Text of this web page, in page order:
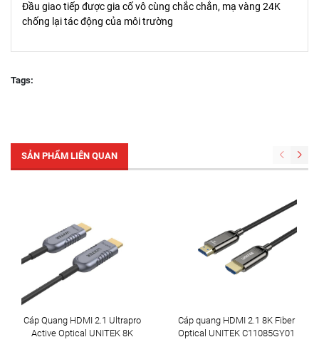
Đầu giao tiếp được gia cố vô cùng chắc chắn, mạ vàng 24K
chống lại tác động của môi trường
Tags:
SẢN PHẨM LIÊN QUAN
Cáp Quang HDMI 2.1 Ultrapro
Active Optical UNITEK 8K
Cáp quang HDMI 2.1 8K Fiber
Optical UNITEK C11085GY01